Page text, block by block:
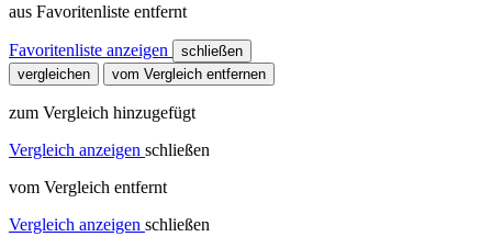
aus Favoritenliste entfernt
Favoritenliste anzeigen
schließen
vergleichen
vom Vergleich entfernen
zum Vergleich hinzugefügt
Vergleich anzeigen schließen
vom Vergleich entfernt
Vergleich anzeigen schließen